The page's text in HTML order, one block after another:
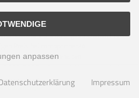
. Die durchgestrichenen Preise
• Alle Rechte vorbehalten
Time: 0.405s
anpassen
Impressum
ⓘ